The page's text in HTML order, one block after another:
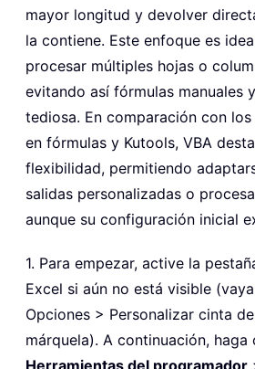
mayor longitud y devolver
la contiene. Este enfoque es
procesar múltiples hojas o
evitando así fórmulas manuales
tediosa. En comparación con
en fórmulas y Kutools, VBA
flexibilidad, permitiendo
salidas personalizadas o
aunque su configuración inicial
1. Para empezar, active la
Excel si aún no está visible
Opciones > Personalizar cinta
márquela). A continuación, haga